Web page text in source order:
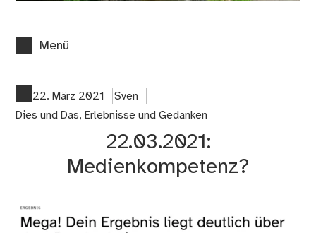
Menü
22. März 2021
Sven
Dies und Das, Erlebnisse und Gedanken
22.03.2021:
Medienkompetenz?